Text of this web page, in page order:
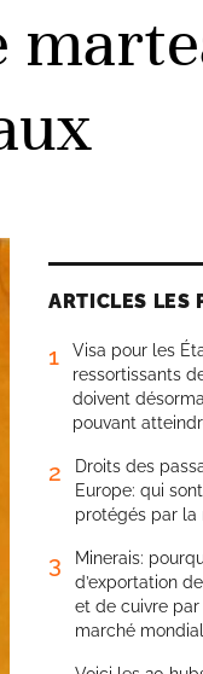
ARTICLES LES
1
Visa pour les
ressortissants
doivent
pouvant
2
Droits des
Europe: qui
protégés par la
3
Minerais:
d’exportation
et de cuivre
marché mondial